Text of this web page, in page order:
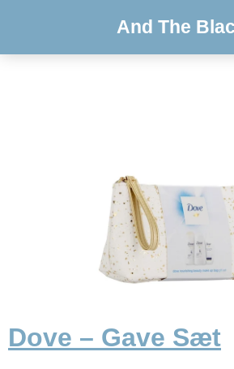
And The
Dove – Gave Sæt